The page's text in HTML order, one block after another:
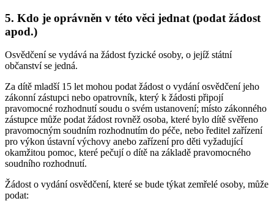
5. Kdo je oprávněn v této věci jednat (podat žádost
apod.)
Osvědčení se vydává na žádost fyzické osoby, o jejíž státní
občanství se jedná.
Za dítě mladší 15 let mohou podat žádost o vydání osvědčení jeho
zákonní zástupci nebo opatrovník, který k žádosti připojí
pravomocné rozhodnutí soudu o svém ustanovení; místo zákonného
zástupce může podat žádost rovněž osoba, které bylo dítě svěřeno
pravomocným soudním rozhodnutím do péče, nebo ředitel zařízení
pro výkon ústavní výchovy anebo zařízení pro děti vyžadující
okamžitou pomoc, které pečují o dítě na základě pravomocného
soudního rozhodnutí.
Žádost o vydání osvědčení, které se bude týkat zemřelé osoby, může
podat: